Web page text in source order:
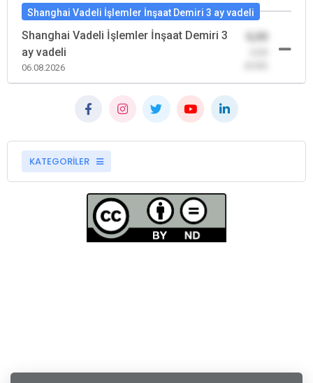
Shanghai Vadeli İşlemler İnşaat Demiri 3 ay vadeli
Shanghai Vadeli İşlemler İnşaat Demiri 3
ay vadeli
06.08.2026
KATEGORİLER